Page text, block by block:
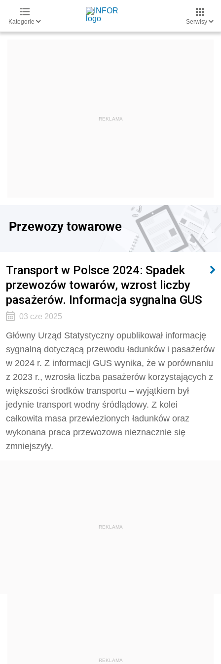
Kategorie Serwisy
Przewozy towarowe
Transport w Polsce 2024: Spadek
przewozów towarów, wzrost liczby
pasażerów. Informacja sygnalna GUS
03 cze 2025
Główny Urząd Statystyczny opublikował informację
sygnalną dotyczącą przewodu ładunków i pasażerów
w 2024 r. Z informacji GUS wynika, że w porównaniu
z 2023 r., wzrosła liczba pasażerów korzystających z
większości środków transportu – wyjątkiem był
jedynie transport wodny śródlądowy. Z kolei
całkowita masa przewiezionych ładunków oraz
wykonana praca przewozowa nieznacznie się
zmniejszyły.
REKLAMA
REKLAMA